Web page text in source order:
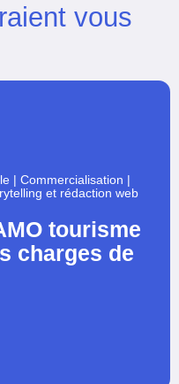
vous
| Commercialisation |
et rédaction web
tourisme
charges de